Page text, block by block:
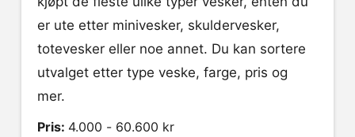
er ute etter minivesker, skuldervesker,
totevesker eller noe annet. Du kan sortere
utvalget etter type veske, farge, pris og
mer.
Pris: 4.000 - 60.600 kr